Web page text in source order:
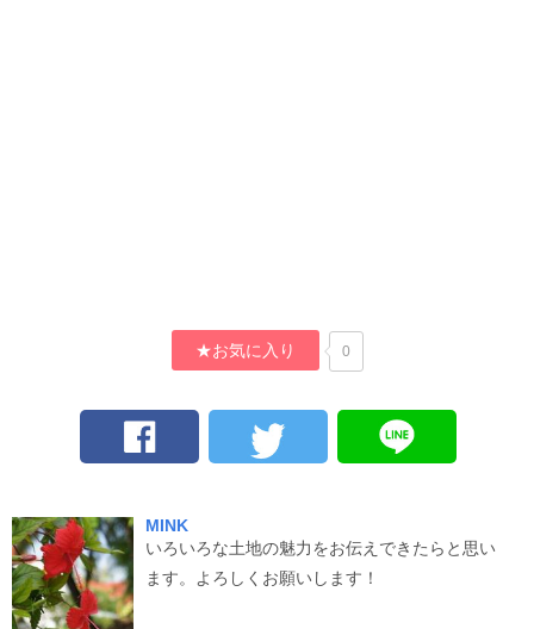
★お気に入り 0
MINK
いろいろな土地の魅力をお伝えできたらと思い
ます。よろしくお願いします！